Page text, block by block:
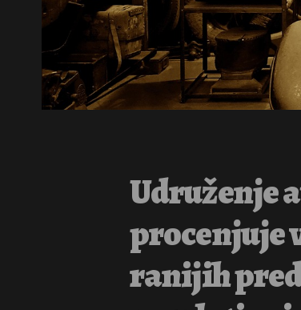
Udruženje
procenjuje
ranijih